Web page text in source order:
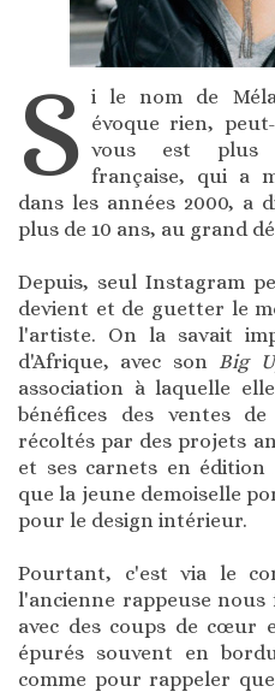
S i le nom de
évoque rien,
vous est plus
française, qui a
dans les années 2000, a
plus de 10 ans, au grand
Depuis, seul Instagram
devient et de guetter le
l'artiste. On la savait
d'Afrique, avec son Big
association à laquelle
bénéfices des ventes
récoltés par des projets
et ses carnets en
que la jeune demoiselle
pour le design intérieur.
Pourtant, c'est via le
l'ancienne rappeuse
avec des coups de cœur
épurés souvent en
comme pour rappeler